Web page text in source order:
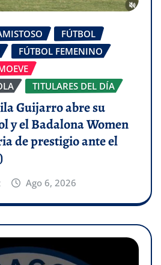
FÚTBOL
FÚTBOL FEMENINO
TITULARES DEL DÍA
Guijarro abre su
y el Badalona Women
de prestigio ante el
Ago 6, 2026